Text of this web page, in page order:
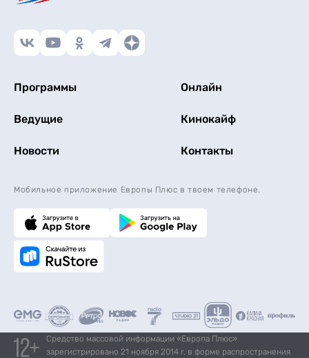
Программы Онлайн
Ведущие Кинокайф
Новости Контакты
Мобильное приложение Европы Плюс в твоем телефоне.
Средство массовой информации «Европа Плюс»
зарегистрировано 21 ноября 2014 г. в форме распространения